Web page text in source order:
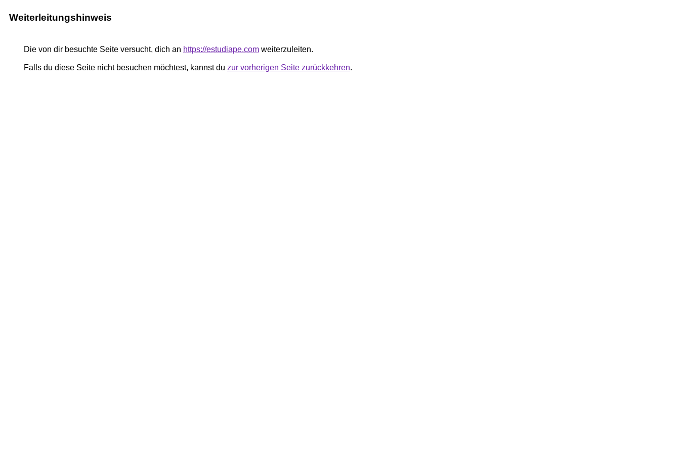
Weiterleitungshinweis
Die von dir besuchte Seite versucht, dich an https://estudiape.com weiterzuleiten.
Falls du diese Seite nicht besuchen möchtest, kannst du zur vorherigen Seite zurückkehren.